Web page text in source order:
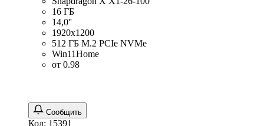
16 ГБ
14,0''
1920x1200
512 ГБ M.2 PCIe NVMe
Win11Home
от 0.98
Сообщить
Код: 15391